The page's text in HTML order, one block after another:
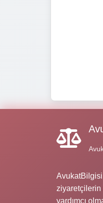
ziyaretçilerin
yardımcı